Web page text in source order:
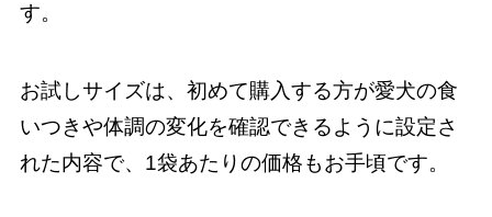
す。
お試しサイズは、初めて購入する方が愛犬の食
いつきや体調の変化を確認できるように設定さ
れた内容で、1袋あたりの価格もお手頃です。